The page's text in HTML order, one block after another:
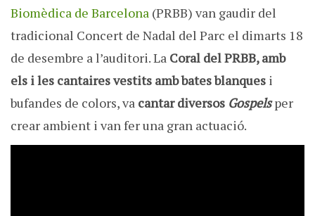
Biomèdica de Barcelona (PRBB) van gaudir del
tradicional Concert de Nadal del Parc el dimarts 18
de desembre a l’auditori. La Coral del PRBB, amb
els i les cantaires vestits amb bates blanques i
bufandes de colors, va cantar diversos Gospelsper
crear ambient i van fer una gran actuació.